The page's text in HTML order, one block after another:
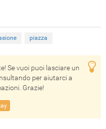
piazza
Se vuoi puoi lasciare un
per aiutarci a
Grazie!